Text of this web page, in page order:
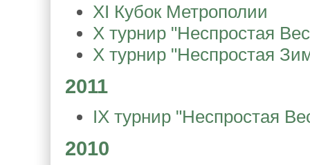
XI Кубок Метрополии
X турнир "Неспростая
X турнир "Неспростая
2011
IX турнир "Неспростая
2010